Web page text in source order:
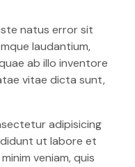
natus error sit
laudantium,
ab illo inventore
vitae dicta sunt,
adipisicing
ut labore et
veniam, quis